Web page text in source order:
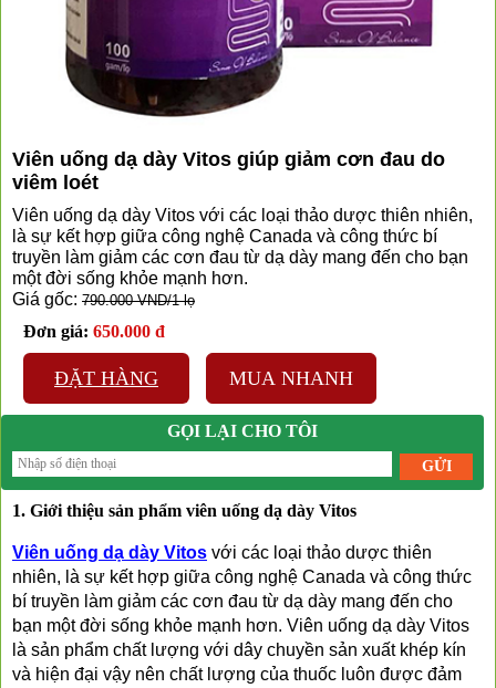
Viên uống dạ dày Vitos giúp giảm cơn đau do
viêm loét
Viên uống dạ dày Vitos với các loại thảo dược thiên nhiên,
là sự kết hợp giữa công nghệ Canada và công thức bí
truyền làm giảm các cơn đau từ dạ dày mang đến cho bạn
một đời sống khỏe mạnh hơn.
Giá gốc: 790.000 VND/1 lọ
Đơn giá: 650.000 đ
ĐẶT HÀNG MUA NHANH
GỌI LẠI CHO TÔI
1. Giới thiệu sản phẩm viên uống dạ dày Vitos
Viên uống dạ dày Vitos với các loại thảo dược thiên
nhiên, là sự kết hợp giữa công nghệ Canada và công thức
bí truyền làm giảm các cơn đau từ dạ dày mang đến cho
bạn một đời sống khỏe mạnh hơn. Viên uống dạ dày Vitos
là sản phẩm chất lượng với dây chuyền sản xuất khép kín
và hiện đại vậy nên chất lượng của thuốc luôn được đảm